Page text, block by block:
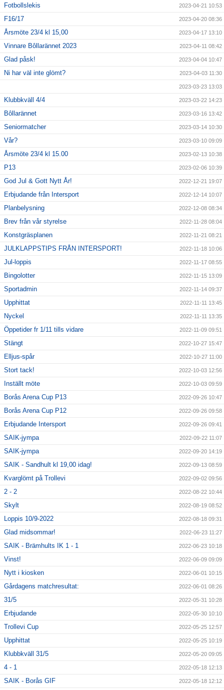
Fotbollslekis 2023-04-21 10:53
F16/17 2023-04-20 08:36
Årsmöte 23/4 kl 15,00 2023-04-17 13:10
Vinnare Bôllarännet 2023 2023-04-11 08:42
Glad påsk! 2023-04-04 10:47
Ni har väl inte glömt? 2023-04-03 11:30
2023-03-23 13:03
Klubbkväll 4/4 2023-03-22 14:23
Bôllarännet 2023-03-16 13:42
Seniormatcher 2023-03-14 10:30
Vår? 2023-03-10 09:09
Årsmöte 23/4 kl 15.00 2023-02-13 10:38
P13 2023-02-06 10:39
God Jul & Gott Nytt År! 2022-12-21 19:07
Erbjudande från Intersport 2022-12-14 10:07
Planbelysning 2022-12-08 08:34
Brev från vår styrelse 2022-11-28 08:04
Konstgräsplanen 2022-11-21 08:21
JULKLAPPSTIPS FRÅN INTERSPORT! 2022-11-18 10:06
Jul-loppis 2022-11-17 08:55
Bingolotter 2022-11-15 13:09
Sportadmin 2022-11-14 09:37
Upphittat 2022-11-11 13:45
Nyckel 2022-11-11 13:35
Öppetider fr 1/11 tills vidare 2022-11-09 09:51
Stängt 2022-10-27 15:47
Elljus-spår 2022-10-27 11:00
Stort tack! 2022-10-03 12:56
Inställt möte 2022-10-03 09:59
Borås Arena Cup P13 2022-09-26 10:47
Borås Arena Cup P12 2022-09-26 09:58
Erbjudande Intersport 2022-09-26 09:41
SAIK-jympa 2022-09-22 11:07
SAIK-jympa 2022-09-20 14:19
SAIK - Sandhult kl 19,00 idag! 2022-09-13 08:59
Kvarglömt på Trollevi 2022-09-02 09:56
2 - 2 2022-08-22 10:44
Skylt 2022-08-19 08:52
Loppis 10/9-2022 2022-08-18 09:31
Glad midsommar! 2022-06-23 11:27
SAIK - Brämhults IK 1 - 1 2022-06-23 10:18
Vinst! 2022-06-09 09:09
Nytt i kiosken 2022-06-01 10:15
Gårdagens matchresultat: 2022-06-01 08:26
31/5 2022-05-31 10:28
Erbjudande 2022-05-30 10:10
Trollevi Cup 2022-05-25 12:57
Upphittat 2022-05-25 10:19
Klubbkväll 31/5 2022-05-20 09:05
4 - 1 2022-05-18 12:13
SAIK - Borås GIF 2022-05-18 12:12